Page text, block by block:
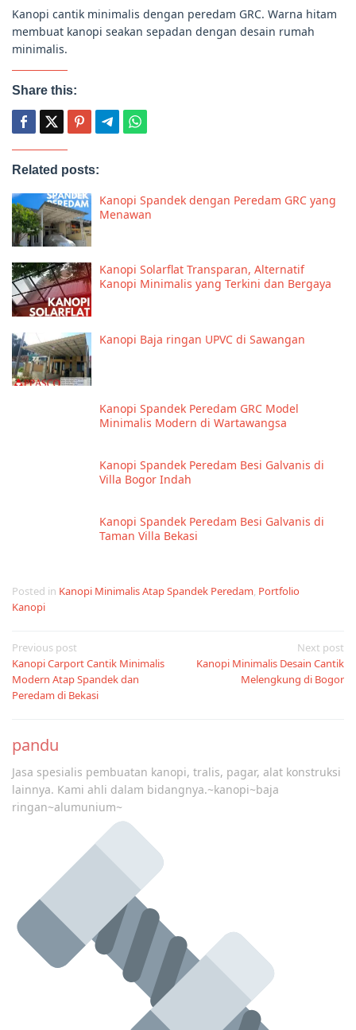
Kanopi cantik minimalis dengan peredam GRC. Warna hitam
membuat kanopi seakan sepadan dengan desain rumah
minimalis.
Share this:
Related posts:
Kanopi Spandek dengan Peredam GRC yang
Menawan
Kanopi Solarflat Transparan, Alternatif
Kanopi Minimalis yang Terkini dan Bergaya
Kanopi Baja ringan UPVC di Sawangan
Kanopi Spandek Peredam GRC Model
Minimalis Modern di Wartawangsa
Kanopi Spandek Peredam Besi Galvanis di
Villa Bogor Indah
Kanopi Spandek Peredam Besi Galvanis di
Taman Villa Bekasi
Posted in Kanopi Minimalis Atap Spandek Peredam, Portfolio
Kanopi
Post
navigation
Previous post
Kanopi Carport Cantik Minimalis
Modern Atap Spandek dan
Peredam di Bekasi
Next post
Kanopi Minimalis Desain Cantik
Melengkung di Bogor
pandu
Jasa spesialis pembuatan kanopi, tralis, pagar, alat konstruksi
lainnya. Kami ahli dalam bidangnya.~kanopi~baja
ringan~alumunium~